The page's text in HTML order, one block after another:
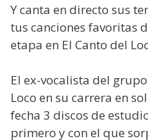
Y canta en directo sus
tus canciones favoritas
etapa en El Canto del
El ex-vocalista del
Loco en su carrera en
fecha 3 discos de
primero y con el que